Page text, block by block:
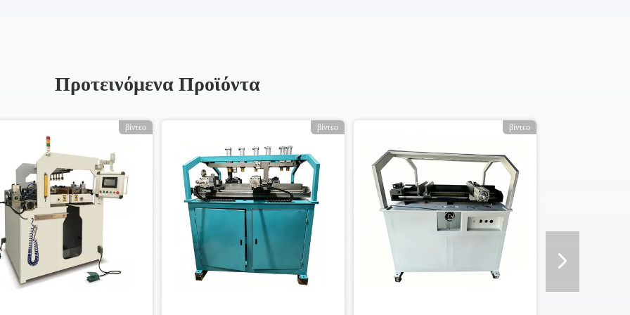
Προτεινόμενα Προϊόντα
βίντεο βίντεο βίντεο